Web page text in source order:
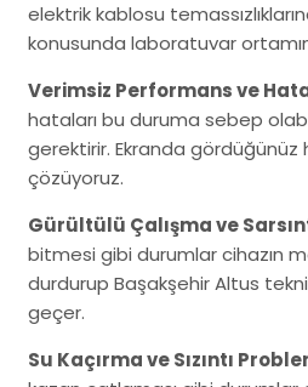
elektrik kablosu
konusunda laboratuvar
Verimsiz Performans ve
hataları bu duruma sebep
gerektirir. Ekranda gördüğünüz
çözüyoruz.
Gürültülü Çalışma ve
bitmesi gibi durumlar cihazın
durdurup Başakşehir Altus
geçer.
Su Kaçırma ve Sızıntı